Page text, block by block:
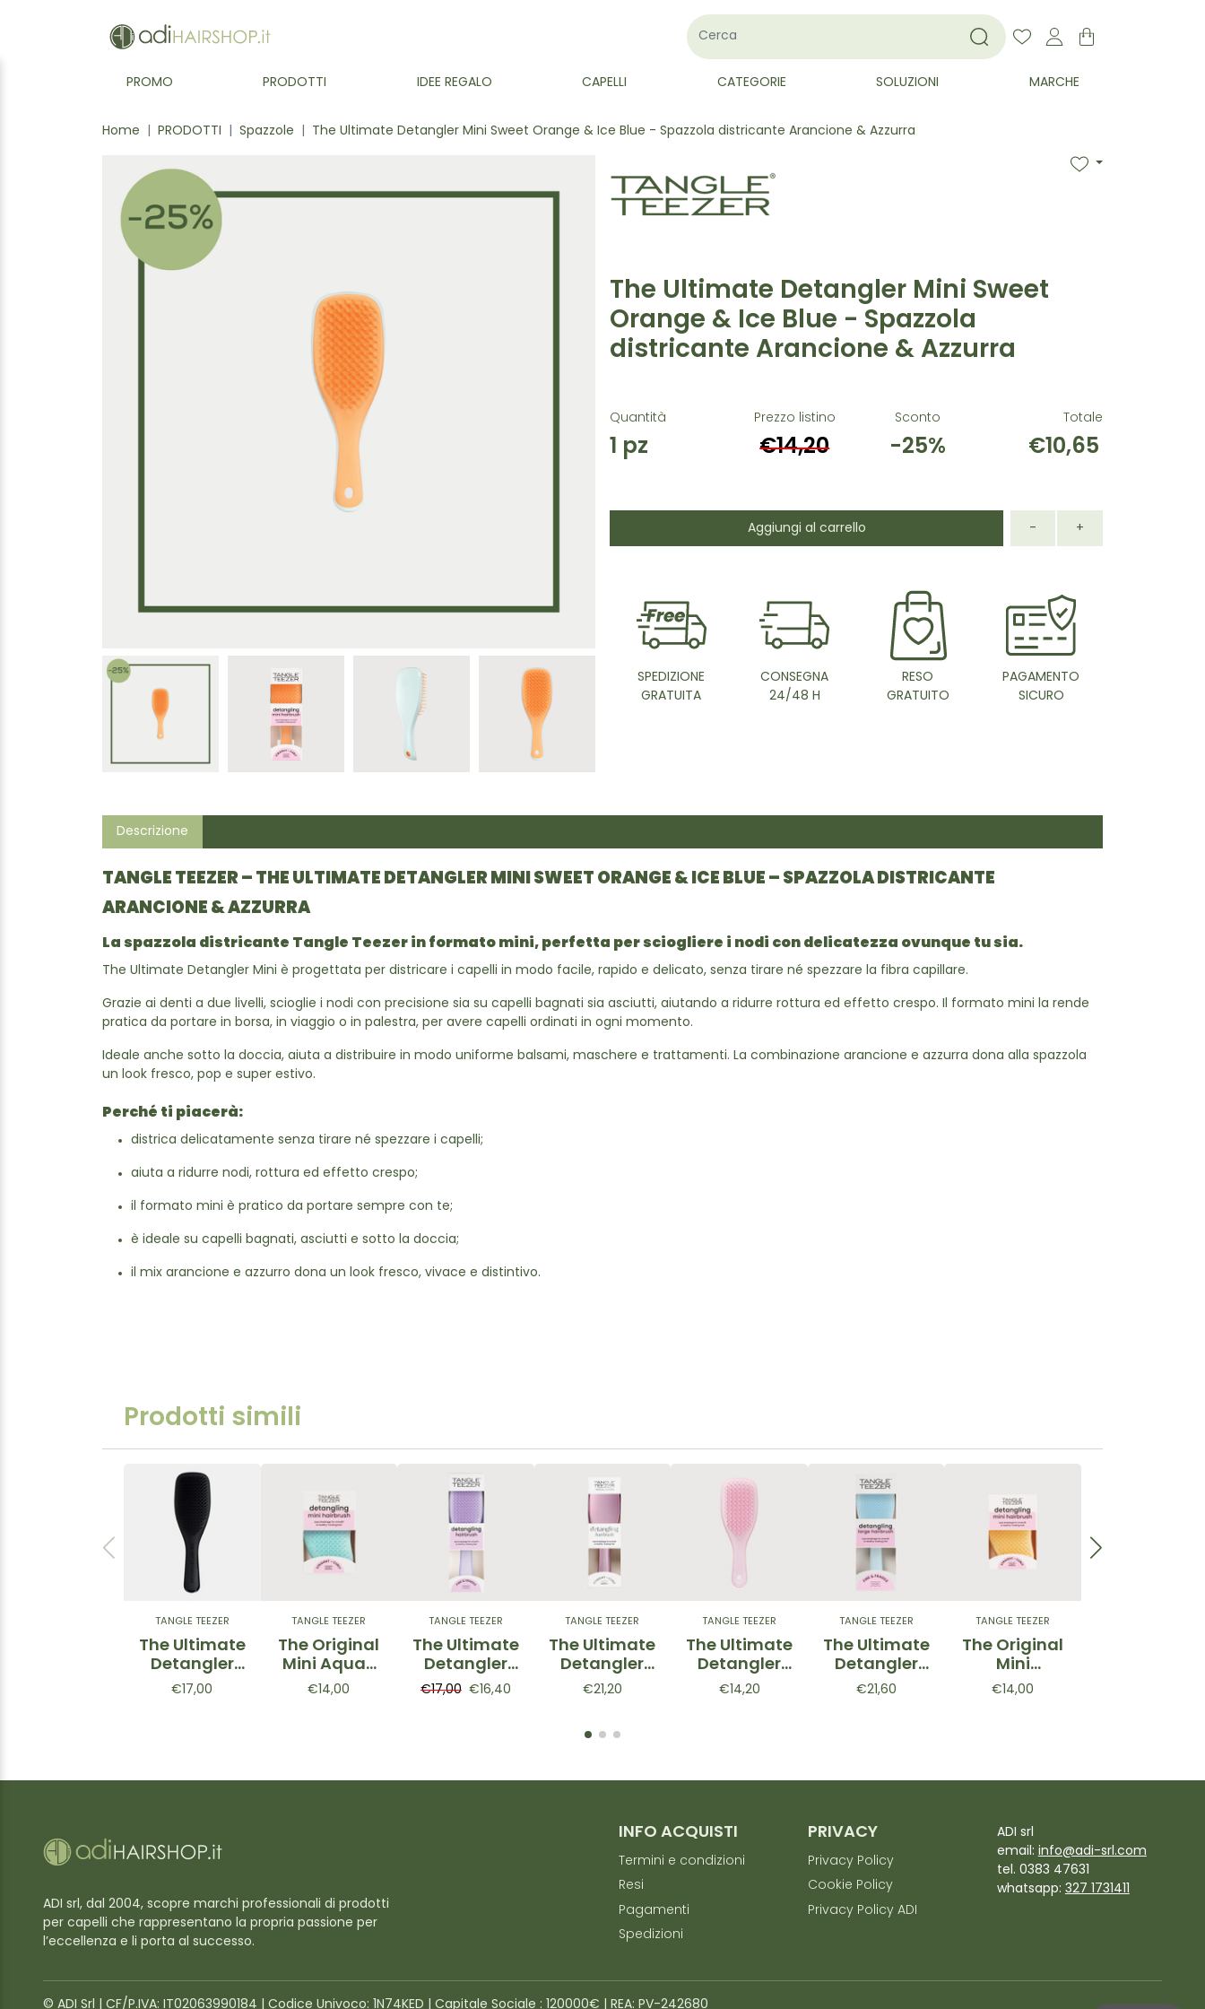
PROMO PRODOTTI IDEE REGALO CAPELLI CATEGORIE SOLUZIONI MARCHE
Home PRODOTTI Spazzole The Ultimate Detangler Mini Sweet Orange & Ice Blue - Spazzola districante Arancione & Azzurra
The Ultimate Detangler Mini Sweet
Orange & Ice Blue - Spazzola
districante Arancione & Azzurra
Quantità
1 pz
Prezzo listino
€14,20
Sconto
-25%
Totale
€10,65
Aggiungi al carrello - +
SPEDIZIONE
GRATUITA
CONSEGNA
24/48 H
RESO
GRATUITO
PAGAMENTO
SICURO
Descrizione
TANGLE TEEZER – THE ULTIMATE DETANGLER MINI SWEET ORANGE & ICE BLUE – SPAZZOLA DISTRICANTE
ARANCIONE & AZZURRA
La spazzola districante Tangle Teezer in formato mini, perfetta per sciogliere i nodi con delicatezza ovunque tu sia.
The Ultimate Detangler Mini è progettata per districare i capelli in modo facile, rapido e delicato, senza tirare né spezzare la fibra capillare.
Grazie ai denti a due livelli, scioglie i nodi con precisione sia su capelli bagnati sia asciutti, aiutando a ridurre rottura ed effetto crespo. Il formato mini la rende
pratica da portare in borsa, in viaggio o in palestra, per avere capelli ordinati in ogni momento.
Ideale anche sotto la doccia, aiuta a distribuire in modo uniforme balsami, maschere e trattamenti. La combinazione arancione e azzurra dona alla spazzola
un look fresco, pop e super estivo.
Perché ti piacerà:
districa delicatamente senza tirare né spezzare i capelli;
aiuta a ridurre nodi, rottura ed effetto crespo;
il formato mini è pratico da portare sempre con te;
è ideale su capelli bagnati, asciutti e sotto la doccia;
il mix arancione e azzurro dona un look fresco, vivace e distintivo.
Prodotti simili
TANGLE TEEZER
The Ultimate
Detangler
Large - Nero
€17,00
TANGLE TEEZER
The Original
Mini Aqua-
Spazzola
€14,00
TANGLE TEEZER
The Ultimate
Detangler
Fine &
districante
€17,00 €16,40
TANGLE TEEZER
The Ultimate
Detangler
Chrome
Spazzola
Malva
€21,20
TANGLE TEEZER
The Ultimate
Detangler
Mini Millenial
€14,20
TANGLE TEEZER
The Ultimate
Detangler
Fine &
districante
€21,60
TANGLE TEEZER
The Original
Mini
Buttercup
€14,00
Verde
ADI srl, dal 2004, scopre marchi professionali di prodotti
per capelli che rappresentano la propria passione per
l’eccellenza e li porta al successo.
INFO ACQUISTI
Termini e condizioni
Resi
Pagamenti
Spedizioni
PRIVACY
Privacy Policy
Cookie Policy
Privacy Policy ADI
ADI srl
email: info@adi-srl.com
tel. 0383 47631
whatsapp: 327 1731411
©️ ADI Srl | CF/P.IVA: IT02063990184 | Codice Univoco: 1N74KED | Capitale Sociale : 120000€ | REA: PV-242680